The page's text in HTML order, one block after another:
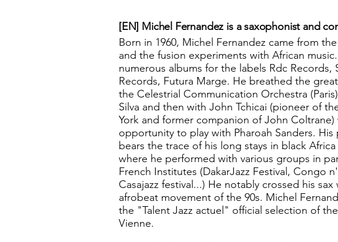
[EN] Michel Fernandez is a saxophonist and
Born in 1960, Michel Fernandez came from
and the fusion experiments with African
numerous albums for the labels Rdc Records,
Records, Futura Marge. He breathed the
the Celestrial Communication Orchestra
Silva and then with John Tchicai (pioneer of
York and former companion of John
opportunity to play with Pharoah Sanders. His
bears the trace of his long stays in black
where he performed with various groups in
French Institutes (DakarJazz Festival, Congo
Casajazz festival...) He notably crossed his
afrobeat movement of the 90s. Michel
the "Talent Jazz actuel" official selection of the
Vienne.